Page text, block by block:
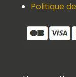
Politique